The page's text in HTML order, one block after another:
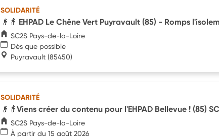
SOLIDARITÉ
👴👵 EHPAD Le Chêne Vert Puyravault (85) - Romps
SC2S Pays-de-la-Loire
Dès que possible
Puyravault (85450)
SOLIDARITÉ
👴👵Viens créer du contenu pour l'EHPAD Bellevue ! (85)
SC2S Pays-de-la-Loire
À partir du 15 août 2026